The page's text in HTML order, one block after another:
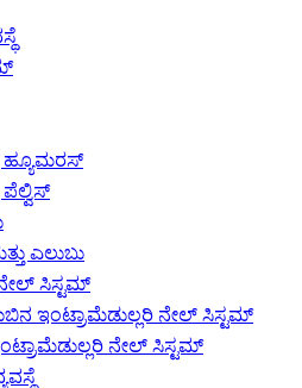
ಹ್ಯೂಮರಸ್
ಎಲುಬು
ಸಿಸ್ಟಮ್
ಇಂಟ್ರಾಮೆಡುಲ್ಲರಿ ನೇಲ್ ಸಿಸ್ಟಮ್
ನೇಲ್ ಸಿಸ್ಟಮ್